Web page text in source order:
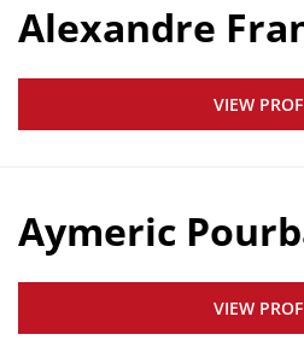
Alexandre
VIEW
Aymeric
VIEW